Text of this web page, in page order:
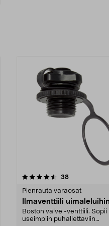
38arvostelut
Pienrauta varaosat
Ilmaventtiili uimaleluihin
Boston valve -venttiili. Sopii
useimpiin puhallettaviin
4.5 viidestä